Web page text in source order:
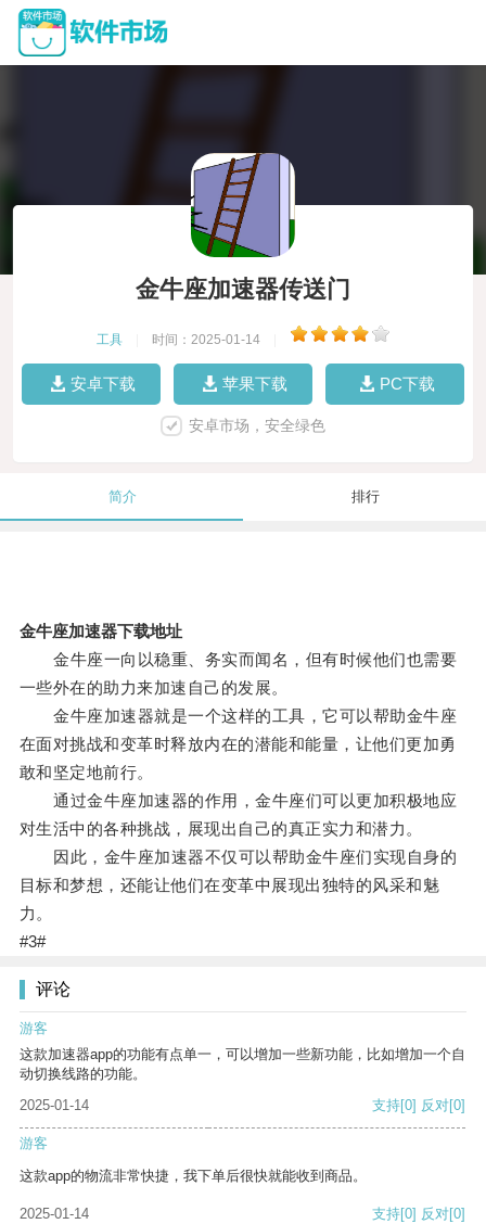
金牛座加速器传送门
工具 时间：2025-01-14
安卓下载 苹果下载 PC下载
安卓市场，安全绿色
简介 排行
金牛座加速器下载地址
金牛座一向以稳重、务实而闻名，但有时候他们也需要
一些外在的助力来加速自己的发展。
金牛座加速器就是一个这样的工具，它可以帮助金牛座
在面对挑战和变革时释放内在的潜能和能量，让他们更加勇
敢和坚定地前行。
通过金牛座加速器的作用，金牛座们可以更加积极地应
对生活中的各种挑战，展现出自己的真正实力和潜力。
因此，金牛座加速器不仅可以帮助金牛座们实现自身的
目标和梦想，还能让他们在变革中展现出独特的风采和魅
力。
#3#
评论
游客
这款加速器app的功能有点单一，可以增加一些新功能，比如增加一个自
动切换线路的功能。
2025-01-14
支持[0] 反对[0]
游客
这款app的物流非常快捷，我下单后很快就能收到商品。
2025-01-14 支持[0] 反对[0]